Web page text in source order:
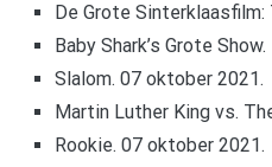
De Grote Sinterklaasfilm:
Baby Shark’s Grote Show.
Slalom. 07 oktober 2021.
Martin Luther King vs.
Rookie. 07 oktober 2021.